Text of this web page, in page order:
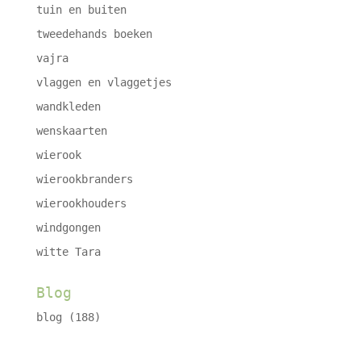
tuin en buiten
tweedehands boeken
vajra
vlaggen en vlaggetjes
wandkleden
wenskaarten
wierook
wierookbranders
wierookhouders
windgongen
witte Tara
Blog
blog (188)